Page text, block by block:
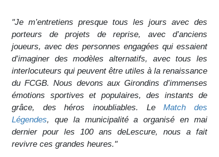
"Je m’entretiens presque tous les jours avec des
porteurs de projets de reprise, avec d’anciens
joueurs, avec des personnes engagées qui essaient
d’imaginer des modèles alternatifs, avec tous les
interlocuteurs qui peuvent être utiles à la renaissance
du FCGB. Nous devons aux Girondins d’immenses
émotions sportives et populaires, des instants de
grâce, des héros inoubliables. LeMatch des
Légendes, que la municipalité a organisé en mai
dernier pour les 100 ans deLescure, nous a fait
revivre ces grandes heures."